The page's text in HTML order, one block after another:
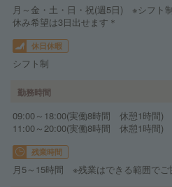
月～金・土・日・祝(週5日) ※シフト
休み希望は3日出せます＊
休日休暇
シフト制
勤務時間
09:00～18:00(実働8時間 休憩1時間)
11:00～20:00(実働8時間 休憩1時間)
残業時間
月5～15時間 ※残業はできる範囲でご